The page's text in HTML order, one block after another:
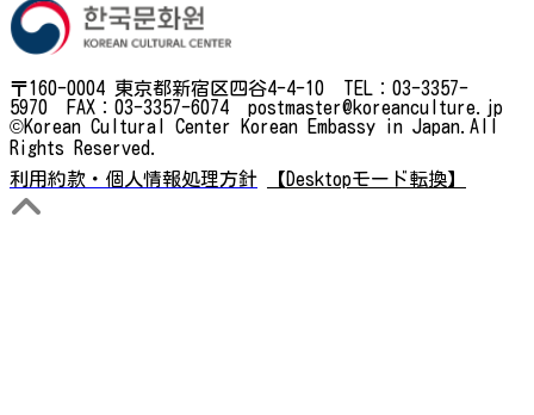
〒160-0004 東京都新宿区四谷4-4-10 TEL：03-3357-
5970 FAX：03-3357-6074 postmaster@koreanculture.jp
©Korean Cultural Center Korean Embassy in Japan.All
Rights Reserved.
利用約款・個人情報処理方針
【Desktopモード転換】